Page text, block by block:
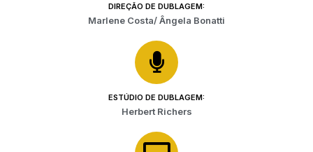
DIREÇÃO DE DUBLAGEM:
Marlene Costa/ Ângela Bonatti
ESTÚDIO DE DUBLAGEM:
Herbert Richers